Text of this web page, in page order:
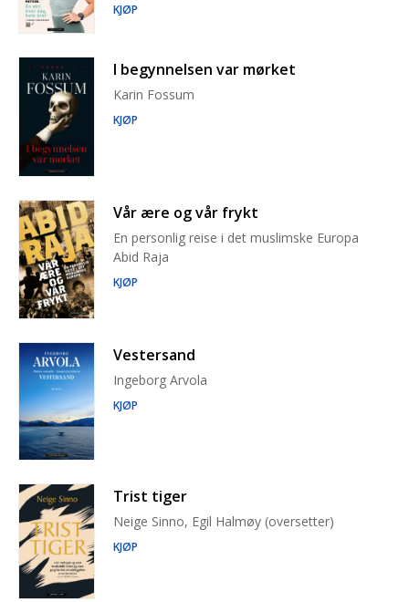
KJØP
I begynnelsen var mørket
Karin Fossum
KJØP
Vår ære og vår frykt
En personlig reise i det muslimske Europa
Abid Raja
KJØP
Vestersand
Ingeborg Arvola
KJØP
Trist tiger
Neige Sinno, Egil Halmøy (oversetter)
KJØP